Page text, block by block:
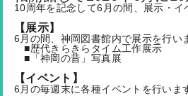
10周年を記念して6月の間、展示・イ
【展示】
6月の間、神岡図書館内で展示を行い
■歴代きらきらタイム工作展示
■「神岡の昔」写真展
【イベント】
6月の毎週末に各種イベントを行いま